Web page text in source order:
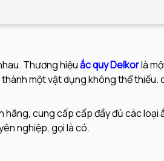
Thương hiệuắc quy Delkorlà
một vật dụng không thể thiếu.
hãng, cung cấp cấp đầy đủ các
nghiệp, gọi là có.